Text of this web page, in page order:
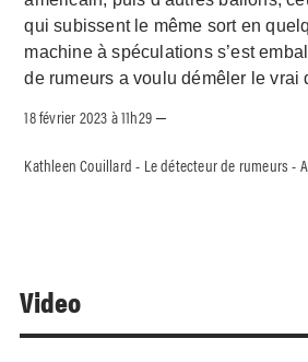
qui subissent le même sort en
machine à spéculations s’est
de rumeurs a voulu démêler le vrai
18 février 2023 à 11h29 –
Kathleen Couillard - Le détecteur de rumeurs -
Video